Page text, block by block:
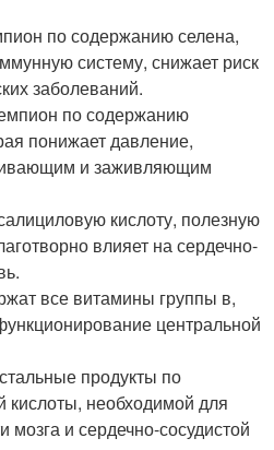
по содержанию селена,
систему, снижает риск
заболеваний.
по содержанию
понижает давление,
и заживляющим
кислоту, полезную
влияет на сердечно-
все витамины группы в,
центральной
продукты по
необходимой для
мозга и сердечно-сосудистой